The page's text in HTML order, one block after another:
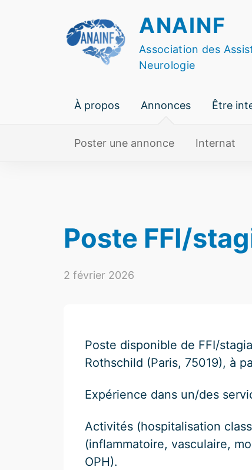
ANAINF
Association des
Neurologie
À propos Annonces Être
Poster une annonce Internat
Poste FFI/
2 février 2026
Poste disponible de FFI/
Rothschild (Paris, 75019), à
Expérience dans un/des
Activités (hospitalisation
(inflammatoire, vasculaire,
OPH).